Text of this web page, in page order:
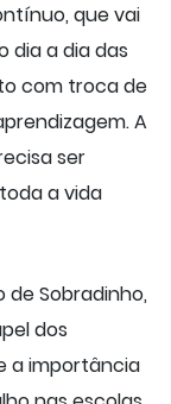
que vai
dia a dia das
com troca de
A
ser
a vida
de Sobradinho,
dos
a importância